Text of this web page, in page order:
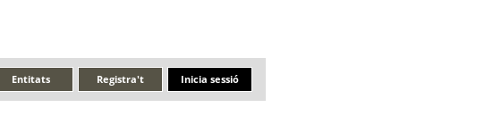
Inicia sessió
Registra't
Entitats